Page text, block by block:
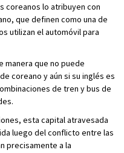
coreanos lo atribuyen con
que definen como una de
utilizan el automóvil para
manera que no puede
coreano y aún si su inglés es
de tren y bus de
esta capital atravesada
luego del conflicto entre las
precisamente a la